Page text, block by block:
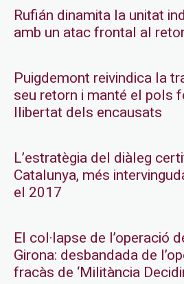
Rufián dinamita la unitat
amb un atac frontal al
Puigdemont reivindica la
seu retorn i manté el pols
llibertat dels encausats
L’estratègia del diàleg
Catalunya, més
el 2017
El col·lapse de l’operació
Girona: desbandada de
fracàs de ‘Militància